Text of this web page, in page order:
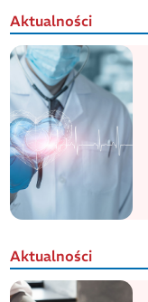
Aktualności
Aktualności